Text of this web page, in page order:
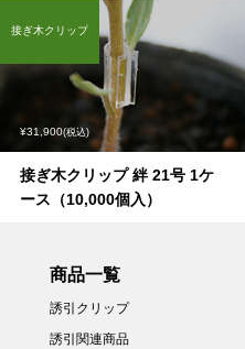
¥31,900(税込)
接ぎ木クリップ 絆 21号 1ケ
ース（10,000個入）
接ぎ木クリップ
商品一覧
誘引クリップ
誘引関連商品